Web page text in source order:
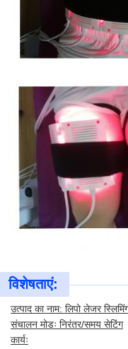
विशेषताएं:
उत्पाद का नाम: लिपो लेजर
संचालन मोडः निरंतर/समय सेटिंग
कार्यः